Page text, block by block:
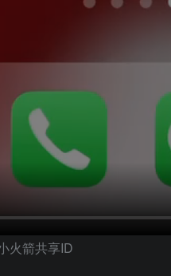
火箭共享ID